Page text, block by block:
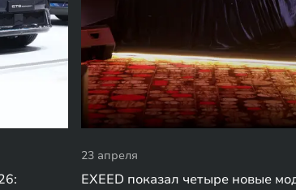
23 апреля
EXEED показал четыре новые